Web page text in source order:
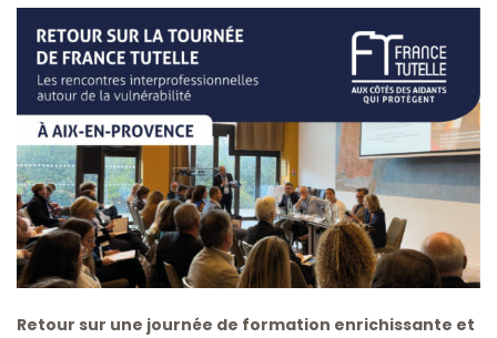
Retour sur une journée de formation enrichissante et